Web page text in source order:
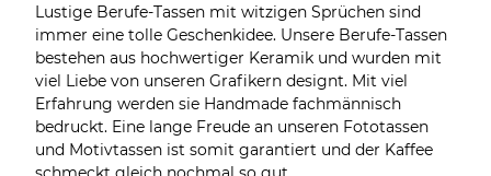
Lustige Berufe-Tassen mit witzigen Sprüchen sind
immer eine tolle Geschenkidee. Unsere Berufe-Tassen
bestehen aus hochwertiger Keramik und wurden mit
viel Liebe von unseren Grafikern designt. Mit viel
Erfahrung werden sie Handmade fachmännisch
bedruckt. Eine lange Freude an unseren Fototassen
und Motivtassen ist somit garantiert und der Kaffee